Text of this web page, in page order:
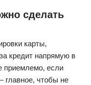
сделать
карты,
кредит напрямую в
приемлемо, если
главное, чтобы не